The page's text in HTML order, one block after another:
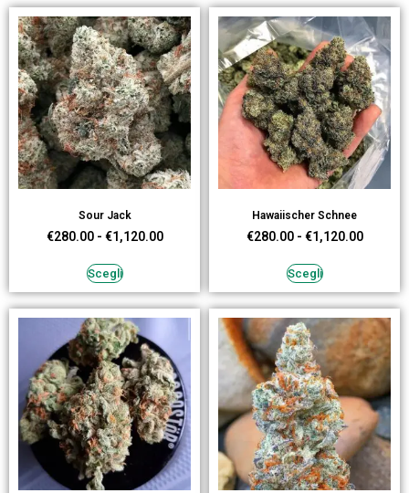
Sour Jack
€280.00 - €1,120.00
Scegli
Hawaiischer Schnee
€280.00 - €1,120.00
Scegli